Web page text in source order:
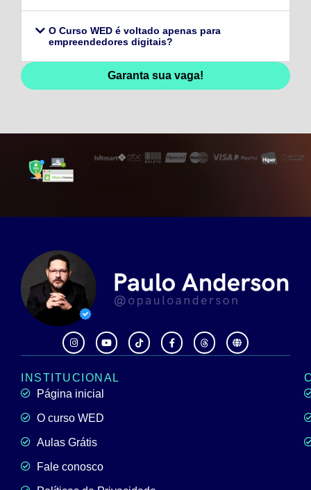
O Curso WED é voltado apenas para
empreendedores digitais?
Garanta sua vaga!
INSTITUCIONAL
Página inicial
O curso WED
Aulas Grátis
Fale conosco